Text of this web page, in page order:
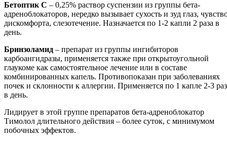
Бетоптик С – 0,25% раствор суспензии из группы бета-
адреноблокаторов, нередко вызывает сухость и зуд глаз,
дискомфорта, слезотечение. Назначается по 1-2 капли 2 раза в
день.
Бринзоламид – препарат из группы ингибиторов
карбоангидразы, применяется также при открытоугольной
глаукоме как самостоятельное лечение или в составе
комбинированных капель. Противопоказан при заболеваниях
почек и склонности к аллергии. Применяется по 1 капле 2-3
в день.
Лидирует в этой группе препаратов бета-адреноблокатор
Тимолол длительного действия – более суток, с минимумом
побочных эффектов.